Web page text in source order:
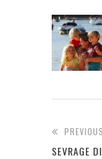
SEVRAGE